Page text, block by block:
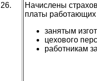
26.
Начислены
платы работающих
занятым
цехового
работникам